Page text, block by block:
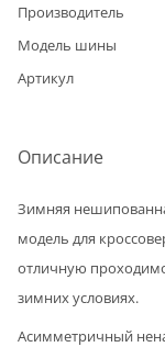
Производитель
Модель шины
Артикул
Описание
Зимняя
модель для
отличную
зимних условиях.
Асимметричный